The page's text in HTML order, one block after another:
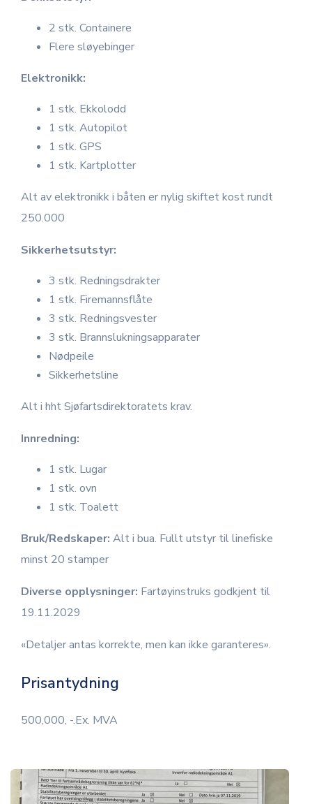
2 stk. Containere
Flere sløyebinger
Elektronikk:
1 stk. Ekkolodd
1 stk. Autopilot
1 stk. GPS
1 stk. Kartplotter
Alt av elektronikk i båten er nylig skiftet kost rundt
250.000
Sikkerhetsutstyr:
3 stk. Redningsdrakter
1 stk. Firemannsflåte
3 stk. Redningsvester
3 stk. Brannslukningsapparater
Nødpeile
Sikkerhetsline
Alt i hht Sjøfartsdirektoratets krav.
Innredning:
1 stk. Lugar
1 stk. ovn
1 stk. Toalett
Bruk/Redskaper: Alt i bua. Fullt utstyr til linefiske
minst 20 stamper
Diverse opplysninger: Fartøyinstruks godkjent til
19.11.2029
«Detaljer antas korrekte, men kan ikke garanteres».
Prisantydning
500,000, -.Ex. MVA